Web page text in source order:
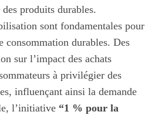
produits durables.
sont fondamentales pour
consommation durables. Des
sur l’impact des achats
à privilégier des
influençant ainsi la demande
l’initiative “1 % pour la